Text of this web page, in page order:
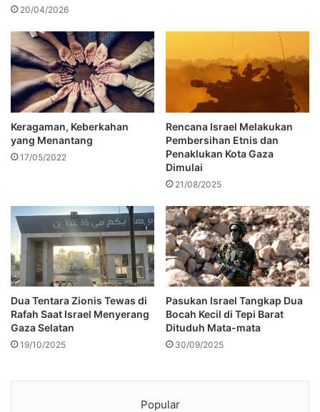
20/04/2026
Keragaman, Keberkahan
yang Menantang
17/05/2022
Rencana Israel Melakukan
Pembersihan Etnis dan
Penaklukan Kota Gaza
Dimulai
21/08/2025
Dua Tentara Zionis Tewas di
Rafah Saat Israel Menyerang
Gaza Selatan
19/10/2025
Pasukan Israel Tangkap Dua
Bocah Kecil di Tepi Barat
Dituduh Mata-mata
30/09/2025
Popular